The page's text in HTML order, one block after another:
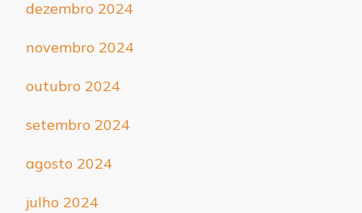
dezembro 2024
novembro 2024
outubro 2024
setembro 2024
agosto 2024
julho 2024